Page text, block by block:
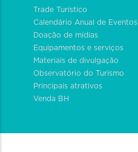
Trade Turístico
Calendário Anual de Eventos
Doação de mídias
Equipamentos e serviços
Materiais de divulgação
Observatório do Turismo
Principais atrativos
Venda BH